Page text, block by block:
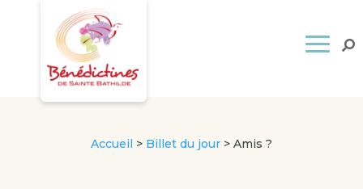
Accueil > Billet du jour> Amis ?